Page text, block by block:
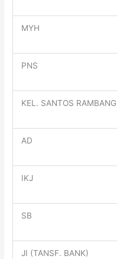
MYH
PNS
KEL. SANTOS RAMBANG
AD
IKJ
SB
JI (TANSF. BANK)